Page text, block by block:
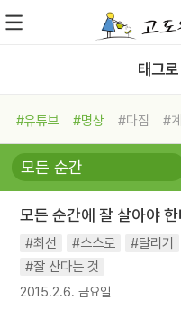
태그
#유튜브 #명상 #다짐 #
#비전캠프
#독서캠프 #삶
#희망
#나눔 #친구 #링컨
#독서
#건강 #면역력
모든 순간에 잘 살아야
#최선 #스스로 #달리기
#잘 산다는 것
2015.2.6. 금요일